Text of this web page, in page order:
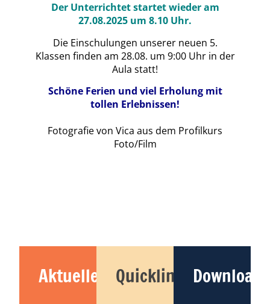
Der Unterrichtet startet wieder am
27.08.2025 um 8.10 Uhr.
Die Einschulungen unserer neuen 5.
Klassen finden am 28.08. um 9:00 Uhr in der
Aula statt!
Schöne Ferien und viel Erholung mit
tollen Erlebnissen!
Fotografie von Vica aus dem Profilkurs
Foto/Film
Aktuelles Quicklinks Downloads